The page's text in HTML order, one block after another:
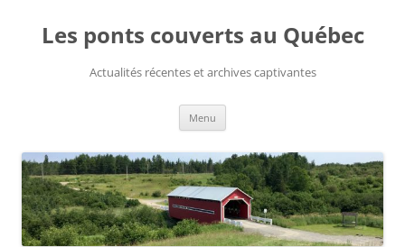
contenu
Les ponts couverts au Québec
Actualités récentes et archives captivantes
Menu